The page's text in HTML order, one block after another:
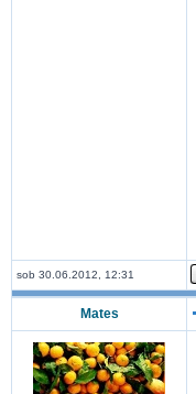
sob 30.06.2012, 12:31
Mates